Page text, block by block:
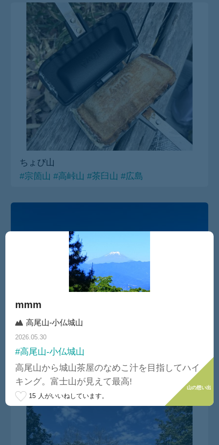
ちょび山
#宗箇山 #高峠山 #茶臼山 #広島
KHC
mmm
高尾山-小仏城山
2026.05.30
#高尾山-小仏城山
高尾山から城山茶屋のなめこ汁を目指してハイ
キング。富士山が見えて最高!
15 人がいいねしています。
山の想い出